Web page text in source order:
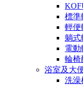
標準
輕便
躺式
電動
輪椅
浴室及大
洗澡